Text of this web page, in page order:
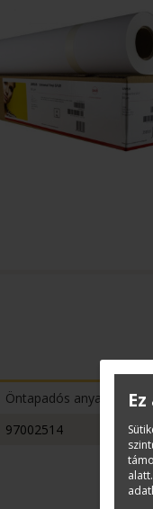
Öntapadós anyagok
97002514